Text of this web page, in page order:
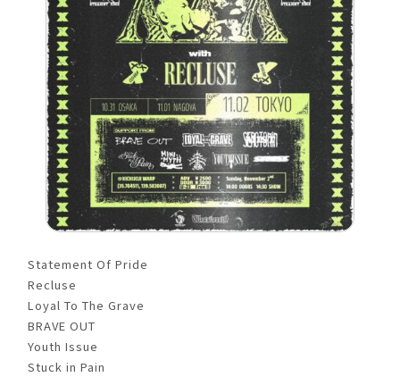
Statement Of Pride
Recluse
Loyal To The Grave
BRAVE OUT
Youth Issue
Stuck in Pain